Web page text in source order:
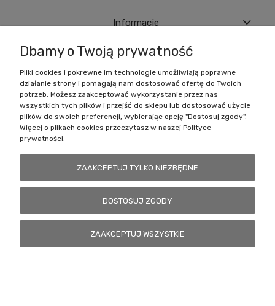
Informacje
Battlecult | ul. Benedykta Dybowskiego 45/7, 41-208 Sosnowiec, woj.
śląskie | Email:kontakt@battlecult.plTel.: 669966242 | NIP:
6443563610 REGON: 520502331
POKAŻ PEŁNĄ WERSJĘ STRONY
Dbamy o Twoją prywatność
Pliki cookies i pokrewne im technologie umożliwiają poprawne
działanie strony i pomagają nam dostosować ofertę do Twoich
potrzeb. Możesz zaakceptować wykorzystanie przez nas
wszystkich tych plików i przejść do sklepu lub dostosować użycie
plików do swoich preferencji, wybierając opcję "Dostosuj zgody".
Więcej o plikach cookies przeczytasz w naszej Polityce
prywatności.
ZAAKCEPTUJ TYLKO NIEZBĘDNE
DOSTOSUJ ZGODY
ZAAKCEPTUJ WSZYSTKIE